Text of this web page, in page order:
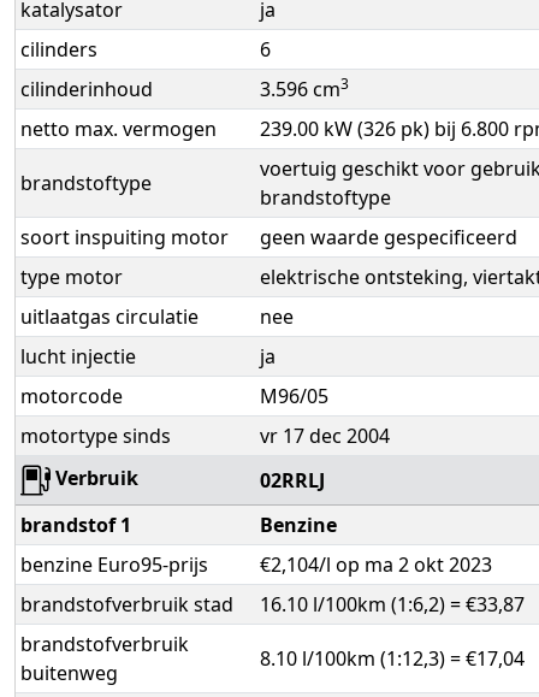
katalysator
ja
cilinders
6
cilinderinhoud
3.596 cm3
netto max. vermogen 239.00 kW (326 pk) bij 6.800
brandstoftype
voertuig geschikt voor
brandstoftype
soort inspuiting motor
geen waarde gespecificeerd
type motor
elektrische ontsteking,
uitlaatgas circulatie
nee
lucht injectie
ja
motorcode
M96/05
motortype sinds
vr 17 dec 2004
Verbruik
02RRLJ
brandstof 1
Benzine
benzine Euro95-prijs
€2,104/l op ma 2 okt 2023
brandstofverbruik stad
16.10 l/100km (1:6,2) = €33,87
brandstofverbruik
buitenweg
8.10 l/100km (1:12,3) = €17,04